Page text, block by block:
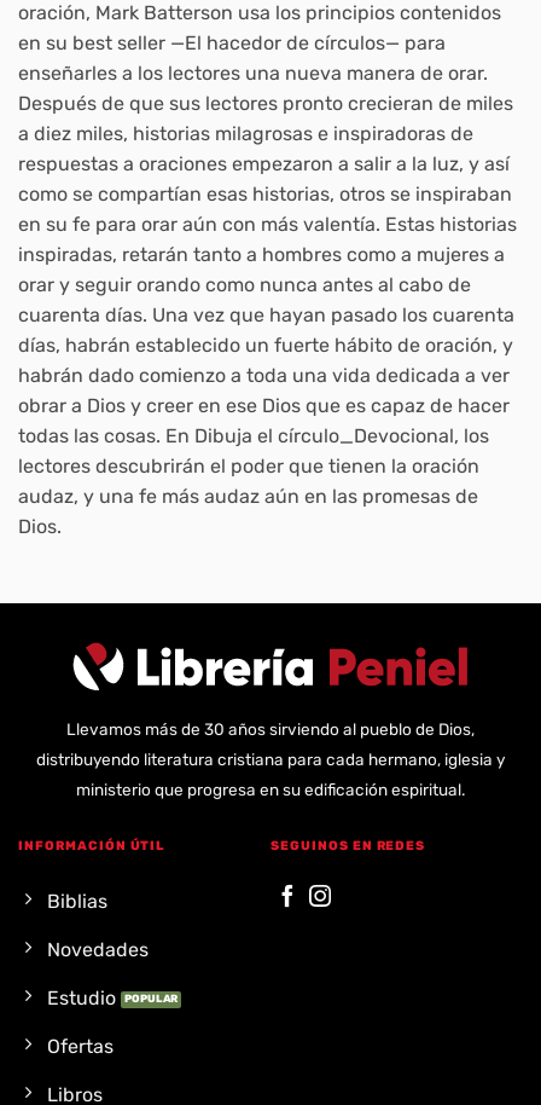
oración, Mark Batterson usa los principios contenidos
en su best seller —El hacedor de círculos— para
enseñarles a los lectores una nueva manera de orar.
Después de que sus lectores pronto crecieran de miles
a diez miles, historias milagrosas e inspiradoras de
respuestas a oraciones empezaron a salir a la luz, y así
como se compartían esas historias, otros se inspiraban
en su fe para orar aún con más valentía. Estas historias
inspiradas, retarán tanto a hombres como a mujeres a
orar y seguir orando como nunca antes al cabo de
cuarenta días. Una vez que hayan pasado los cuarenta
días, habrán establecido un fuerte hábito de oración, y
habrán dado comienzo a toda una vida dedicada a ver
obrar a Dios y creer en ese Dios que es capaz de hacer
todas las cosas. En Dibuja el círculo_Devocional, los
lectores descubrirán el poder que tienen la oración
audaz, y una fe más audaz aún en las promesas de
Dios.
Llevamos más de 30 años sirviendo al pueblo de Dios,
distribuyendo literatura cristiana para cada hermano, iglesia y
ministerio que progresa en su edificación espiritual.
INFORMACIÓN ÚTIL
Biblias
Novedades
Estudio
Ofertas
Libros
SEGUINOS EN REDES